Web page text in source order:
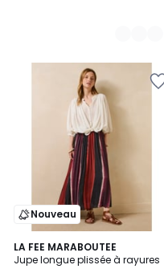
Nouveau
LA FEE MARABOUTEE
Jupe longue plissée à rayures